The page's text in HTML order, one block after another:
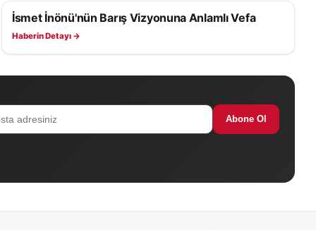
SAĞLIK
İsmet İnönü'nün Barış Vizyonuna Anlamlı Vefa
Haberin Detayı →
Abone Ol